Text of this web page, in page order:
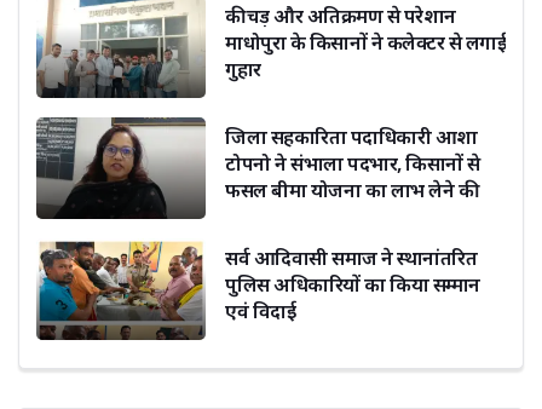
कीचड़ और अतिक्रमण से परेशान
माधोपुरा के किसानों ने कलेक्टर से लगाई
गुहार
जिला सहकारिता पदाधिकारी आशा
टोपनो ने संभाला पदभार, किसानों से
फसल बीमा योजना का लाभ लेने की
सर्व आदिवासी समाज ने स्थानांतरित
पुलिस अधिकारियों का किया सम्मान
एवं विदाई